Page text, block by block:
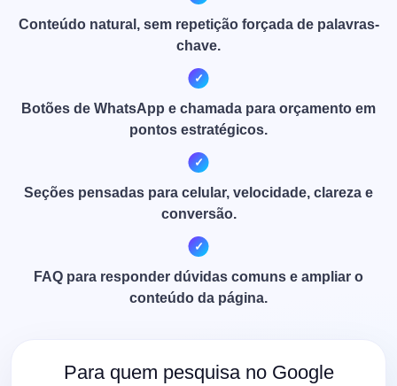
Conteúdo natural, sem repetição forçada de palavras-
chave.
Botões de WhatsApp e chamada para orçamento em
pontos estratégicos.
Seções pensadas para celular, velocidade, clareza e
conversão.
FAQ para responder dúvidas comuns e ampliar o
conteúdo da página.
Para quem pesquisa no Google